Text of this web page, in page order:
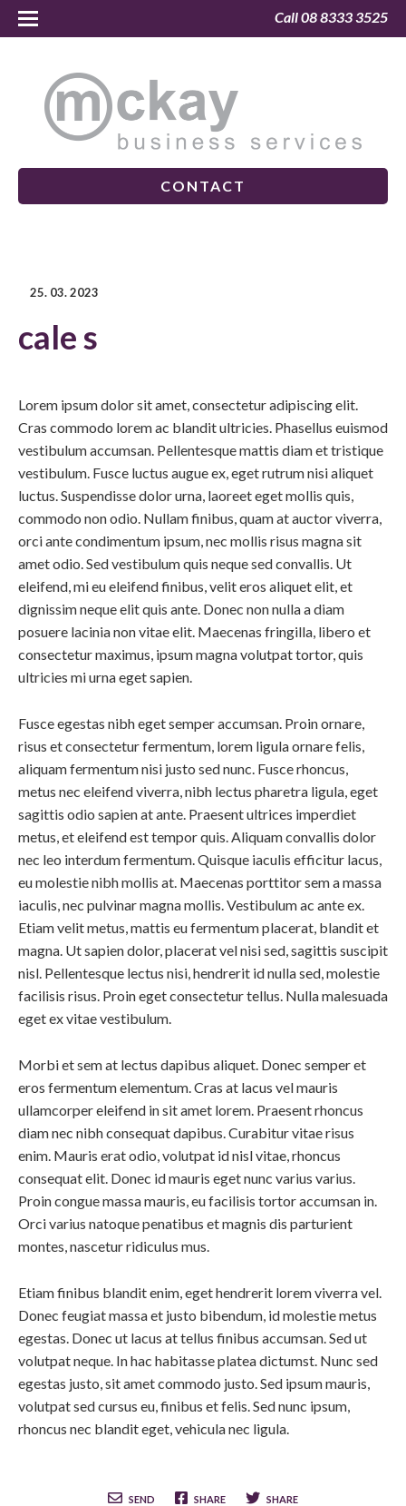
Call 08 8333 3525
CONTACT
25. 03. 2023
cale s
Lorem ipsum dolor sit amet, consectetur adipiscing elit.
Cras commodo lorem ac blandit ultricies. Phasellus euismod
vestibulum accumsan. Pellentesque mattis diam et tristique
vestibulum. Fusce luctus augue ex, eget rutrum nisi aliquet
luctus. Suspendisse dolor urna, laoreet eget mollis quis,
commodo non odio. Nullam finibus, quam at auctor viverra,
orci ante condimentum ipsum, nec mollis risus magna sit
amet odio. Sed vestibulum quis neque sed convallis. Ut
eleifend, mi eu eleifend finibus, velit eros aliquet elit, et
dignissim neque elit quis ante. Donec non nulla a diam
posuere lacinia non vitae elit. Maecenas fringilla, libero et
consectetur maximus, ipsum magna volutpat tortor, quis
ultricies mi urna eget sapien.
Fusce egestas nibh eget semper accumsan. Proin ornare,
risus et consectetur fermentum, lorem ligula ornare felis,
aliquam fermentum nisi justo sed nunc. Fusce rhoncus,
metus nec eleifend viverra, nibh lectus pharetra ligula, eget
sagittis odio sapien at ante. Praesent ultrices imperdiet
metus, et eleifend est tempor quis. Aliquam convallis dolor
nec leo interdum fermentum. Quisque iaculis efficitur lacus,
eu molestie nibh mollis at. Maecenas porttitor sem a massa
iaculis, nec pulvinar magna mollis. Vestibulum ac ante ex.
Etiam velit metus, mattis eu fermentum placerat, blandit et
magna. Ut sapien dolor, placerat vel nisi sed, sagittis suscipit
nisl. Pellentesque lectus nisi, hendrerit id nulla sed, molestie
facilisis risus. Proin eget consectetur tellus. Nulla malesuada
eget ex vitae vestibulum.
Morbi et sem at lectus dapibus aliquet. Donec semper et
eros fermentum elementum. Cras at lacus vel mauris
ullamcorper eleifend in sit amet lorem. Praesent rhoncus
diam nec nibh consequat dapibus. Curabitur vitae risus
enim. Mauris erat odio, volutpat id nisl vitae, rhoncus
consequat elit. Donec id mauris eget nunc varius varius.
Proin congue massa mauris, eu facilisis tortor accumsan in.
Orci varius natoque penatibus et magnis dis parturient
montes, nascetur ridiculus mus.
Etiam finibus blandit enim, eget hendrerit lorem viverra vel.
Donec feugiat massa et justo bibendum, id molestie metus
egestas. Donec ut lacus at tellus finibus accumsan. Sed ut
volutpat neque. In hac habitasse platea dictumst. Nunc sed
egestas justo, sit amet commodo justo. Sed ipsum mauris,
volutpat sed cursus eu, finibus et felis. Sed nunc ipsum,
rhoncus nec blandit eget, vehicula nec ligula.
SEND SHARE SHARE